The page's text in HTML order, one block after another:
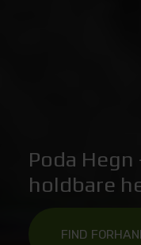
Poda
holdbare
FIND